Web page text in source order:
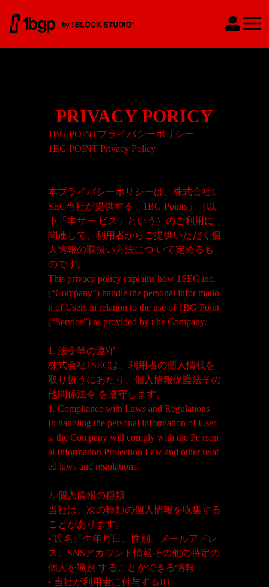
PRIVACY PORICY
1BG POINTプライバシーポリシー
1BG POINT Privacy Policy
本プライバシーポリシーは、株式会社1
SEC当社が提供する「1BG Points」（以
下「本サー ビス」という）のご利用に
関連して、利用者からご提供いただく個
人情報の取扱い方法につ いて定めるも
のです。
This privacy policy explains how 1SEC inc.
(“Company”) handle the personal infor matio
n of Users in relation to the use of 1BG Point
(“Service”) as provided by t he Company.
1. 法令等の遵守
株式会社1SECは、利用者の個人情報を
取り扱うにあたり、個人情報保護法その
他関係法令 を遵守します。
1. Compliance with Laws and Regulations
In handling the personal information of User
s, the Company will comply with the Pe rson
al Information Protection Law and other relat
ed laws and regulations.
2. 個人情報の種類
当社は、次の種類の個人情報を収集する
ことがあります。
• 氏名、生年月日、性別、メールアドレ
ス、SNSアカウント情報その他の特定の
個人を識別 することができる情報
• 当社が利用者に付与するID